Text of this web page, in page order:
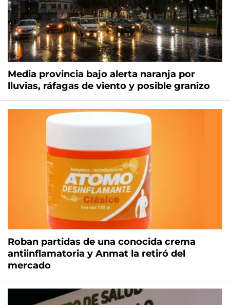
Media provincia bajo alerta naranja por
lluvias, ráfagas de viento y posible granizo
Roban partidas de una conocida crema
antiinflamatoria y Anmat la retiró del
mercado